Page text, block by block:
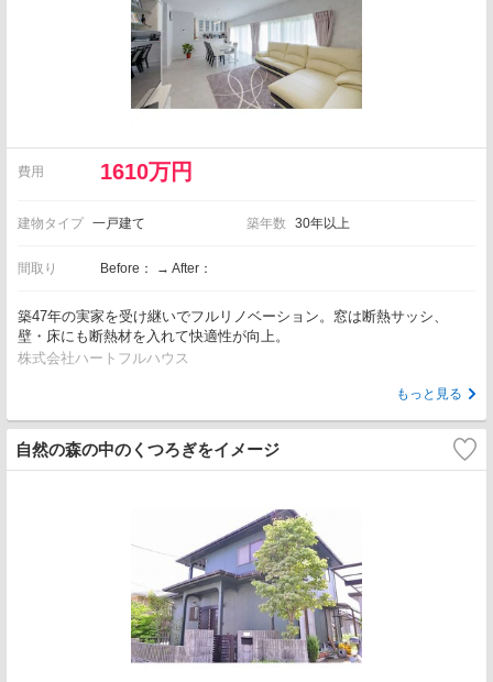
費用 1610万円
建物タイプ 一戸建て 築年数 30年以上
間取り Before： → After：
築47年の実家を受け継いでフルリノベーション。窓は断熱サッシ、
壁・床にも断熱材を入れて快適性が向上。
株式会社ハートフルハウス
もっと見る
自然の森の中のくつろぎをイメージ